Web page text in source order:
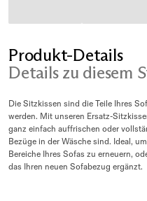
Produkt-Details
Details zu diesem
Die Sitzkissen sind die Teile Ihres
werden. Mit unseren Ersatz-
ganz einfach auffrischen oder
Bezüge in der Wäsche sind. Ideal,
Bereiche Ihres Sofas zu erneuern,
das Ihren neuen Sofabezug ergänzt.